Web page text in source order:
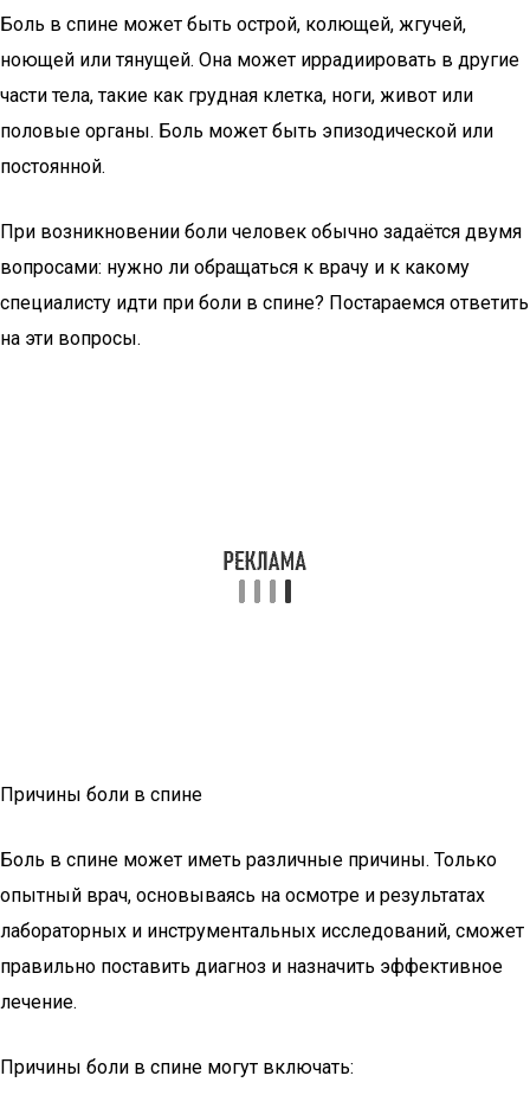
Боль в спине может быть острой, колющей, жгучей,
ноющей или тянущей. Она может иррадиировать в другие
части тела, такие как грудная клетка, ноги, живот или
половые органы. Боль может быть эпизодической или
постоянной.
При возникновении боли человек обычно задаётся двумя
вопросами: нужно ли обращаться к врачу и к какому
специалисту идти при боли в спине? Постараемся ответить
на эти вопросы.
Причины боли в спине
Боль в спине может иметь различные причины. Только
опытный врач, основываясь на осмотре и результатах
лабораторных и инструментальных исследований, сможет
правильно поставить диагноз и назначить эффективное
лечение.
Причины боли в спине могут включать: